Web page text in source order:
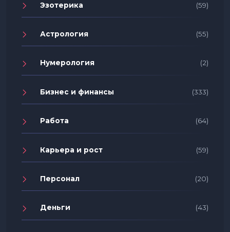
Эзотерика (59)
Астрология (55)
Нумерология (2)
Бизнес и финансы (333)
Работа (64)
Карьера и рост (59)
Персонал (20)
Деньги (43)